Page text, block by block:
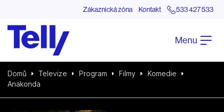
Zákaznická zóna Kontakt 533 427 533
Menu
Domů Televize Program Filmy
Komedie
Anakonda